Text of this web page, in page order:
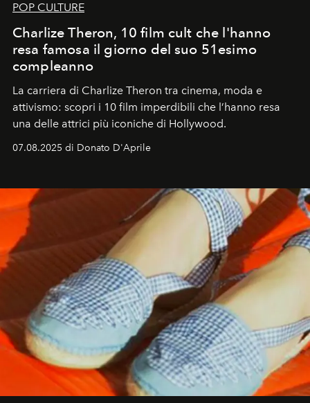
POP CULTURE
Charlize Theron, 10 film cult che l'hanno
resa famosa il giorno del suo 51esimo
compleanno
La carriera di Charlize Theron tra cinema, moda e
attivismo: scopri i 10 film imperdibili che l’hanno resa
una delle attrici più iconiche di Hollywood.
07.08.2025 di Donato D'Aprile